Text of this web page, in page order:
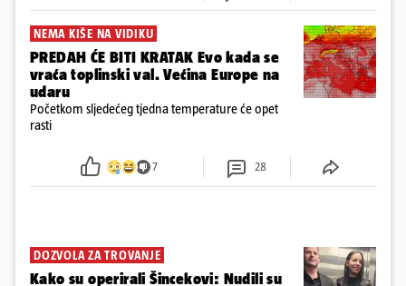
NEMA KIŠE NA VIDIKU
PREDAH ĆE BITI KRATAK Evo kada se
vraća toplinski val. Većina Europe na
udaru
Početkom sljedećeg tjedna temperature će opet
rasti
7 28
DOZVOLA ZA TROVANJE
Kako su operirali Šincekovi: Nudili su